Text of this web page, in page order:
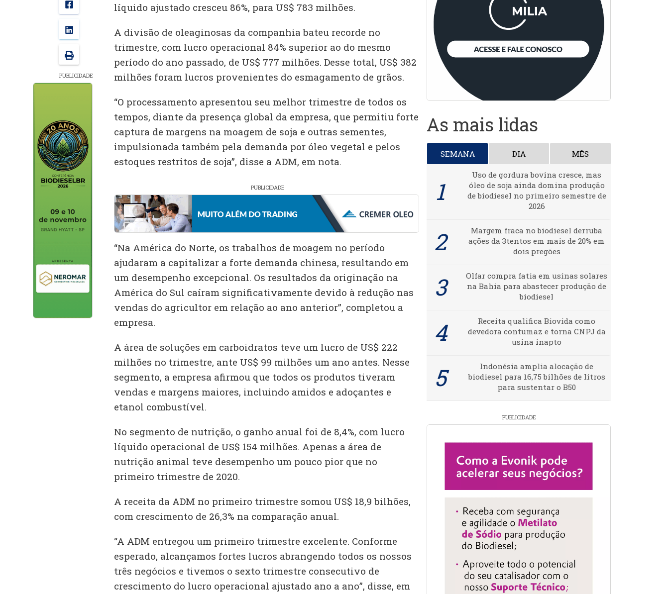
PUBLICIDADE
líquido ajustado cresceu 86%, para US$ 783 milhões.
A divisão de oleaginosas da companhia bateu recorde no
trimestre, com lucro operacional 84% superior ao do mesmo
período do ano passado, de US$ 777 milhões. Desse total, US$ 382
milhões foram lucros provenientes do esmagamento de grãos.
“O processamento apresentou seu melhor trimestre de todos os
tempos, diante da presença global da empresa, que permitiu forte
captura de margens na moagem de soja e outras sementes,
impulsionada também pela demanda por óleo vegetal e pelos
estoques restritos de soja”, disse a ADM, em nota.
PUBLICIDADE
“Na América do Norte, os trabalhos de moagem no período
ajudaram a capitalizar a forte demanda chinesa, resultando em
um desempenho excepcional. Os resultados da originação na
América do Sul caíram significativamente devido à redução nas
vendas do agricultor em relação ao ano anterior”, completou a
empresa.
A área de soluções em carboidratos teve um lucro de US$ 222
milhões no trimestre, ante US$ 99 milhões um ano antes. Nesse
segmento, a empresa afirmou que todos os produtos tiveram
vendas e margens maiores, incluindo amidos e adoçantes e
etanol combustível.
No segmento de nutrição, o ganho anual foi de 8,4%, com lucro
líquido operacional de US$ 154 milhões. Apenas a área de
nutrição animal teve desempenho um pouco pior que no
primeiro trimestre de 2020.
A receita da ADM no primeiro trimestre somou US$ 18,9 bilhões,
com crescimento de 26,3% na comparação anual.
“A ADM entregou um primeiro trimestre excelente. Conforme
esperado, alcançamos fortes lucros abrangendo todos os nossos
três negócios e tivemos o sexto trimestre consecutivo de
crescimento do lucro operacional ajustado ano a ano”, disse, em
As mais lidas
SEMANA DIA MÊS
Uso de gordura bovina cresce, mas
óleo de soja ainda domina produção
de biodiesel no primeiro semestre de
2026
Margem fraca no biodiesel derruba
ações da 3tentos em mais de 20% em
dois pregões
Olfar compra fatia em usinas solares
na Bahia para abastecer produção de
biodiesel
Receita qualifica Biovida como
devedora contumaz e torna CNPJ da
usina inapto
Indonésia amplia alocação de
biodiesel para 16,75 bilhões de litros
para sustentar o B50
PUBLICIDADE